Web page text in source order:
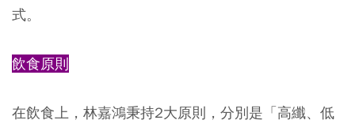
式。
飲食原則
在飲食上，林嘉鴻秉持2大原則，分別是「高纖、低